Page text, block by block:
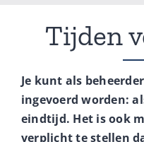
Tijden
Je kunt als
ingevoerd worden:
eindtijd. Het is ook
verplicht te stellen